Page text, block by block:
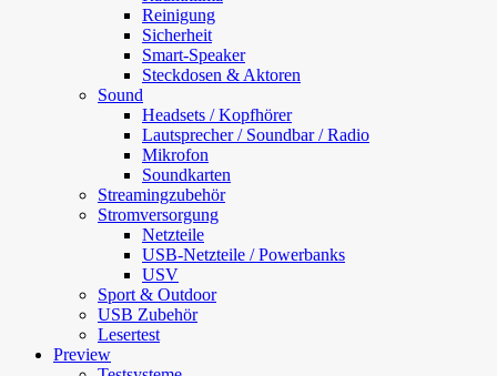
Reinigung
Sicherheit
Smart-Speaker
Steckdosen & Aktoren
Sound
Headsets / Kopfhörer
Lautsprecher / Soundbar / Radio
Mikrofon
Soundkarten
Streamingzubehör
Stromversorgung
Netzteile
USB-Netzteile / Powerbanks
USV
Sport & Outdoor
USB Zubehör
Lesertest
Preview